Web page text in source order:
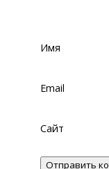
Имя
Email
Сайт